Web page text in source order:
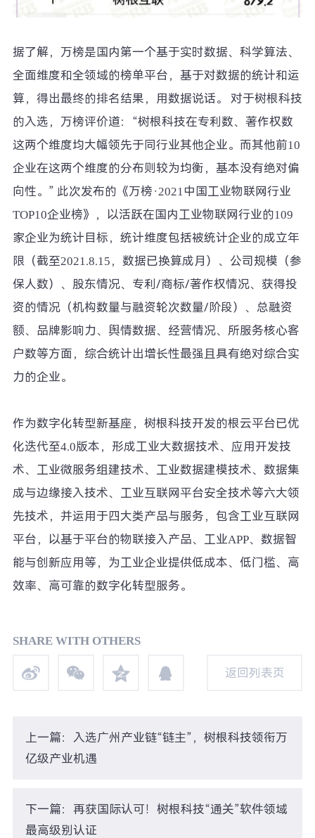
据了解，万榜是国内第一个基于实时数据、科学算法、
全面维度和全领域的榜单平台，基于对数据的统计和运
算，得出最终的排名结果，用数据说话。 对于树根科技
的入选，万榜评价道：“树根科技在专利数、著作权数
这两个维度均大幅领先于同行业其他企业。而其他前10
企业在这两个维度的分布则较为均衡，基本没有绝对偏
向性。” 此次发布的《万榜·2021中国工业物联网行业
TOP10企业榜》，以活跃在国内工业物联网行业的109
家企业为统计目标，统计维度包括被统计企业的成立年
限（截至2021.8.15，数据已换算成月）、公司规模（参
保人数）、股东情况、专利/商标/著作权情况、获得投
资的情况（机构数量与融资轮次数量/阶段）、总融资
额、品牌影响力、舆情数据、经营情况、所服务核心客
户数等方面，综合统计出增长性最强且具有绝对综合实
力的企业。
作为数字化转型新基座，树根科技开发的根云平台已优
化迭代至4.0版本，形成工业大数据技术、应用开发技
术、工业微服务组建技术、工业数据建模技术、数据集
成与边缘接入技术、工业互联网平台安全技术等六大领
先技术，并运用于四大类产品与服务，包含工业互联网
平台，以基于平台的物联接入产品、工业APP、数据智
能与创新应用等，为工业企业提供低成本、低门槛、高
效率、高可靠的数字化转型服务。
SHARE WITH OTHERS
返回列表页
上一篇：入选广州产业链“链主”，树根科技领衔万
亿级产业机遇
下一篇：再获国际认可！树根科技“通关”软件领域
最高级别认证